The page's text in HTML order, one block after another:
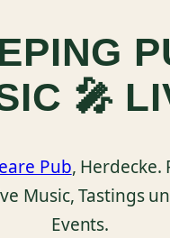
🎤
Pub, Herdecke.
Music, Tastings
Events.